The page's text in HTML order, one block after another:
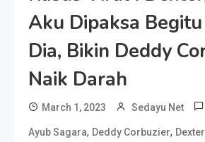
Aku Dipaksa
Dia, Bikin Deddy
Naik Darah
March 1, 2023 Sedayu Net
Ayub Sagara, Deddy Corbuzier, Dexter